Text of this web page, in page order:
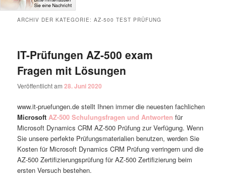
ARCHIV DER KATEGORIE:AZ-500 TEST PRÜFUNG
IT-Prüfungen AZ-500 exam
Fragen mit Lösungen
Veröffentlicht am28. Juni 2020
www.it-pruefungen.de stellt Ihnen immer die neuesten fachlichen
MicrosoftAZ-500 Schulungsfragen und Antworten für
Microsoft Dynamics CRM AZ-500 Prüfung zur Verfügung. Wenn
Sie unsere perfekte Prüfungsmaterialien benutzen, werden Sie
Kosten für Microsoft Dynamics CRM Prüfung verringern und die
AZ-500 Zertifizierungsprüfung für AZ-500 Zertifizierung beim
ersten Versuch bestehen.